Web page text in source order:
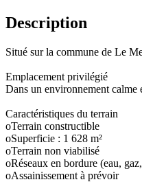
Description
Situé sur la commune de Le
Emplacement privilégié
Dans un environnement calme
Caractéristiques du terrain
oTerrain constructible
oSuperficie : 1 628 m²
oTerrain non viabilisé
oRéseaux en bordure (eau,
oAssainissement à prévoir